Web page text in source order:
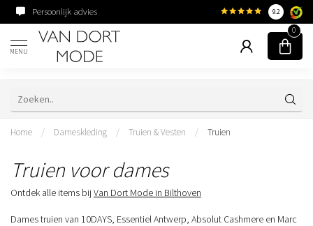
Persoonlijk advies Familiebedrijf sinds
9.2
MENU
0
Home / Dameskleding / Truien & Vesten / Truien
Truien voor dames
Ontdek alle items bij Van Dort Mode in Bilthoven
Dames truien van 10DAYS, Essentiel Antwerp, Absolut Cashmere en Marc